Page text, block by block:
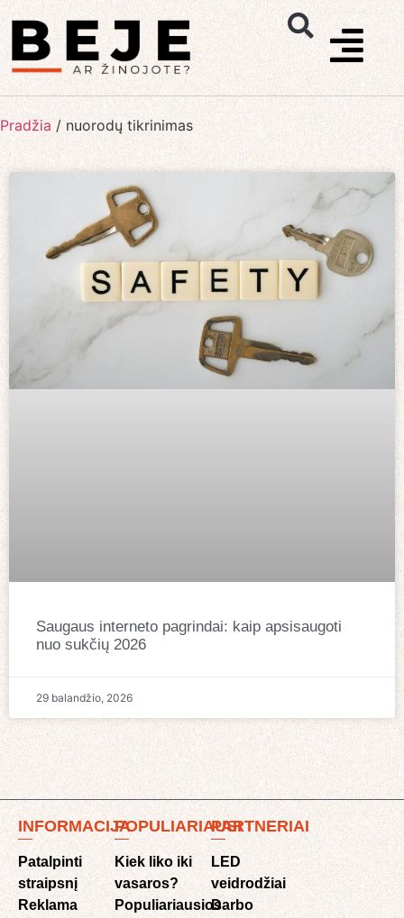
Pradžia / nuorodų tikrinimas
Saugaus interneto pagrindai: kaip apsisaugoti
nuo sukčių 2026
29 balandžio, 2026
INFORMACIJA
Patalpinti
straipsnį
Reklama
POPULIARIAUSI
Kiek liko iki
vasaros?
Populiariausios
PARTNERIAI
LED
veidrodžiai
Darbo